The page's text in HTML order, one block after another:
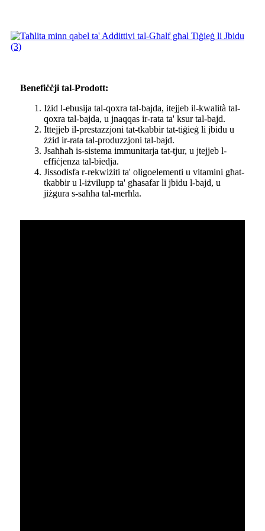
Benefiċċji tal-Prodott:
Iżid l-ebusija tal-qoxra tal-bajda, itejjeb il-kwalità tal-
qoxra tal-bajda, u jnaqqas ir-rata ta' ksur tal-bajd.
Ittejjeb il-prestazzjoni tat-tkabbir tat-tiġieġ li jbidu u
żżid ir-rata tal-produzzjoni tal-bajd.
Jsaħħaħ is-sistema immunitarja tat-tjur, u jtejjeb l-
effiċjenza tal-biedja.
Jissodisfa r-rekwiżiti ta' oligoelementi u vitamini għat-
tkabbir u l-iżvilupp ta' għasafar li jbidu l-bajd, u
jiżgura s-saħħa tal-merħla.